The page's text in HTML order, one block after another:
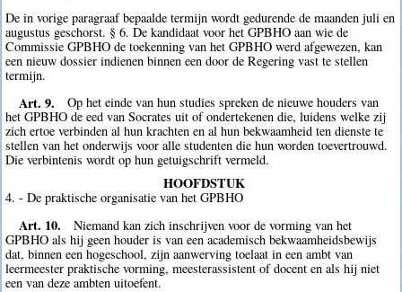
De in vorige paragraaf bepaalde termijn wordt gedurende de maanden juli en
augustus geschorst. § 6. De kandidaat voor het GPBHO aan wie de
Commissie GPBHO de toekenning van het GPBHO werd afgewezen, kan
een nieuw dossier indienen binnen een door de Regering vast te stellen
termijn.
Art. 9.
Op het einde van hun studies spreken de nieuwe houders van
het GPBHO de eed van Socrates uit of ondertekenen die, luidens welke zij
zich ertoe verbinden al hun krachten en al hun bekwaamheid ten dienste te
stellen van het onderwijs voor alle studenten die hun worden toevertrouwd.
Die verbintenis wordt op hun getuigschrift vermeld.
HOOFDSTUK
4. - De praktische organisatie van het GPBHO
Art. 10.
Niemand kan zich inschrijven voor de vorming van het
GPBHO als hij geen houder is van een academisch bekwaamheidsbewijs
dat, binnen een hogeschool, zijn aanwerving toelaat in een ambt van
leermeester praktische vorming, meesterassistent of docent en als hij niet
een van deze ambten uitoefent.